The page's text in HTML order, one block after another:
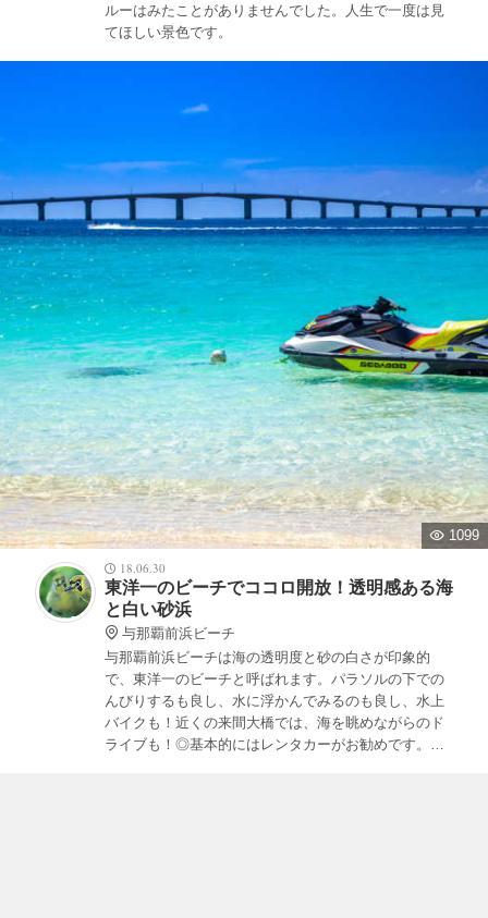
ルーはみたことがありませんでした。人生で一度は見
てほしい景色です。
1099
18.06.30
東洋一のビーチでココロ開放！透明感ある海
と白い砂浜
与那覇前浜ビーチ
与那覇前浜ビーチは海の透明度と砂の白さが印象的
で、東洋一のビーチと呼ばれます。パラソルの下での
んびりするも良し、水に浮かんでみるのも良し、水上
バイクも！近くの来間大橋では、海を眺めながらのド
ライブも！◎基本的にはレンタカーがお勧めです。バ